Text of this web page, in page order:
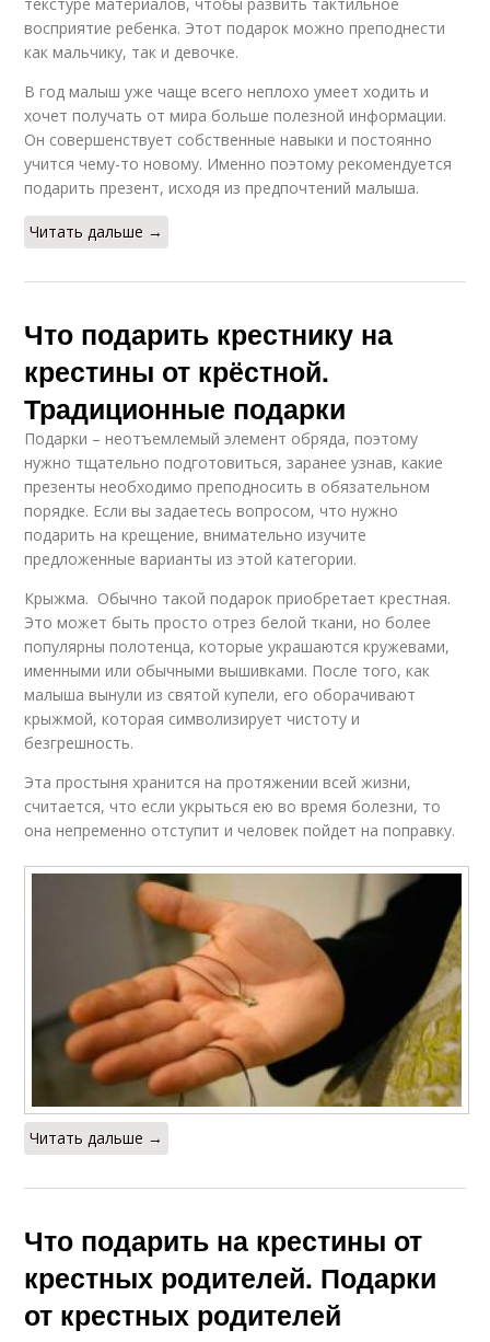
восприятие ребенка. Этот подарок можно преподнести
как мальчику, так и девочке.
В год малыш уже чаще всего неплохо умеет ходить и
хочет получать от мира больше полезной информации.
Он совершенствует собственные навыки и постоянно
учится чему-то новому. Именно поэтому рекомендуется
подарить презент, исходя из предпочтений малыша.
Читать дальше →
Что подарить крестнику на
крестины от крёстной.
Традиционные подарки
Подарки – неотъемлемый элемент обряда, поэтому
нужно тщательно подготовиться, заранее узнав, какие
презенты необходимо преподносить в обязательном
порядке. Если вы задаетесь вопросом, что нужно
подарить на крещение, внимательно изучите
предложенные варианты из этой категории.
Крыжма. Обычно такой подарок приобретает крестная.
Это может быть просто отрез белой ткани, но более
популярны полотенца, которые украшаются кружевами,
именными или обычными вышивками. После того, как
малыша вынули из святой купели, его оборачивают
крыжмой, которая символизирует чистоту и
безгрешность.
Эта простыня хранится на протяжении всей жизни,
считается, что если укрыться ею во время болезни, то
она непременно отступит и человек пойдет на поправку.
Читать дальше →
Что подарить на крестины от
крестных родителей. Подарки
от крестных родителей